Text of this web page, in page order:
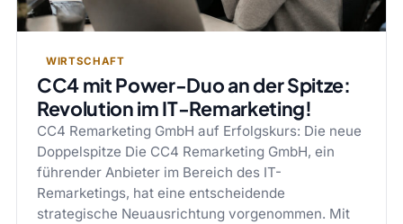
WIRTSCHAFT
CC4 mit Power-Duo an der Spitze:
Revolution im IT-Remarketing!
CC4 Remarketing GmbH auf Erfolgskurs: Die neue
Doppelspitze Die CC4 Remarketing GmbH, ein
führender Anbieter im Bereich des IT-
Remarketings, hat eine entscheidende
strategische Neuausrichtung vorgenommen. Mit